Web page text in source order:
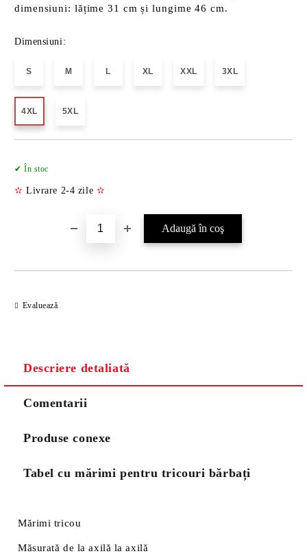
dimensiuni: lățime 31 cm și lungime 46 cm.
Dimensiuni:
S M L XL XXL 3XL
4XL 5XL
✔ În stoc
✫ Livrare 2-4 zile ✫
Evaluează
Descriere detaliată
Comentarii
Produse conexe
Tabel cu mărimi pentru tricouri bărbați
Mărimi tricou
Măsurată de la axilă la axilă